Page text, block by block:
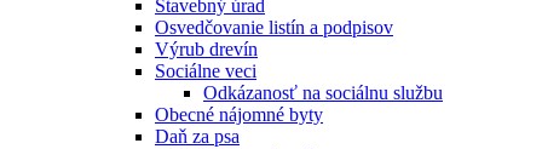
Stavebný úrad
Osvedčovanie listín a podpisov
Výrub drevín
Sociálne veci
Odkázanosť na sociálnu službu
Obecné nájomné byty
Daň za psa